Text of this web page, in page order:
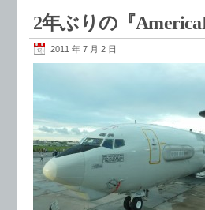
2年ぶりの『
2011 年 7 月 2 日